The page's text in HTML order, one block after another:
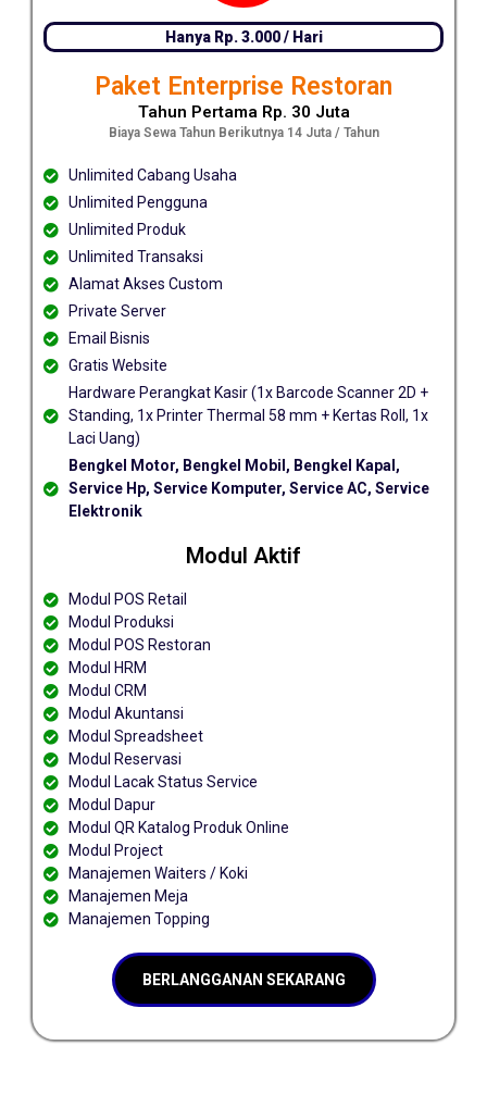
Hanya Rp. 3.000 / Hari
Paket Enterprise Restoran
Tahun Pertama Rp. 30 Juta
Biaya Sewa Tahun Berikutnya 14 Juta / Tahun
Unlimited Cabang Usaha
Unlimited Pengguna
Unlimited Produk
Unlimited Transaksi
Alamat Akses Custom
Private Server
Email Bisnis
Gratis Website
Hardware Perangkat Kasir (1x Barcode Scanner 2D +
Standing, 1x Printer Thermal 58 mm + Kertas Roll, 1x
Laci Uang)
Bengkel Motor, Bengkel Mobil, Bengkel Kapal,
Service Hp, Service Komputer, Service AC, Service
Elektronik
Modul Aktif
Modul POS Retail
Modul Produksi
Modul POS Restoran
Modul HRM
Modul CRM
Modul Akuntansi
Modul Spreadsheet
Modul Reservasi
Modul Lacak Status Service
Modul Dapur
Modul QR Katalog Produk Online
Modul Project
Manajemen Waiters / Koki
Manajemen Meja
Manajemen Topping
BERLANGGANAN SEKARANG